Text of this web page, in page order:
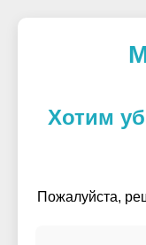
Хотим
Пожалуйста,